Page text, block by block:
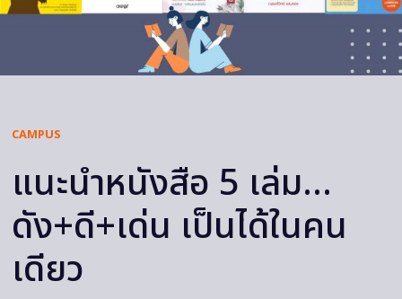
CAMPUS
แนะนำหนังสือ 5 เล่ม…
ดัง+ดี+เด่น เป็นได้ในคน
เดียว